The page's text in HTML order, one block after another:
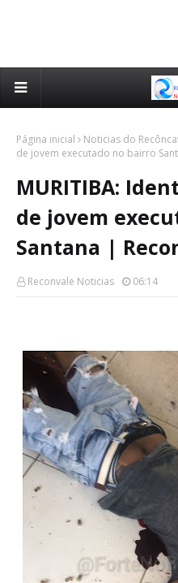
Página inicial Noticias do
de jovem executado no bairro
MURITIBA:
de jovem
Santana |
Reconvale Noticias 06:14